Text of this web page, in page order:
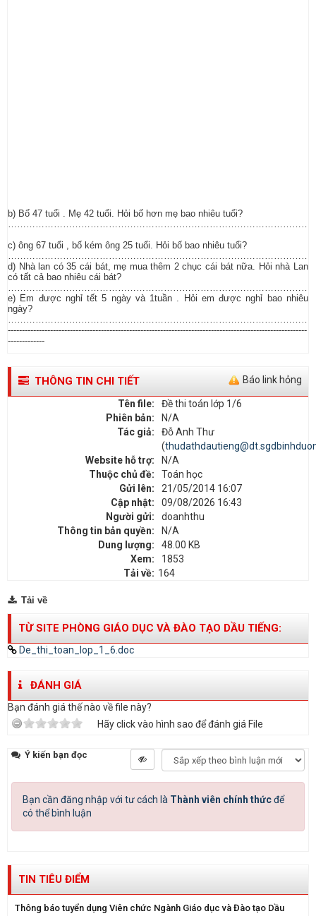
b) Bố 47 tuổi . Mẹ 42 tuổi. Hỏi bố hơn mẹ bao nhiêu tuổi?
c) ông 67 tuổi , bố kém ông 25 tuổi. Hỏi bố bao nhiêu tuổi?
d) Nhà lan có 35 cái bát, mẹ mua thêm 2 chục cái bát nữa. Hỏi nhà Lan
có tất cả bao nhiêu cái bát?
e) Em được nghỉ tết 5 ngày và 1tuần . Hỏi em được nghỉ bao nhiêu
ngày?
----------------------------------------------------------------------------------------------------------
-------------
Báo link hỏng
THÔNG TIN CHI TIẾT
Tên file:
Đề thi toán lớp 1/6
Phiên bản:
N/A
Tác giả:
Đỗ Anh Thư
(
Website hỗ trợ:
N/A
Thuộc chủ đề:
Toán học
Gửi lên:
21/05/2014 16:07
Cập nhật:
09/08/2026 16:43
Người gửi:
doanhthu
Thông tin bản quyền:
N/A
Dung lượng:
48.00 KB
Xem:
1853
Tải về: 164
Tải về
TỪ SITE PHÒNG GIÁO DỤC VÀ ĐÀO TẠO DẦU TIẾNG:
De_thi_toan_lop_1_6.doc
ĐÁNH GIÁ
Bạn đánh giá thế nào về file này?
Hãy click vào hình sao để đánh giá File
Ý kiến bạn đọc
Bạn cần đăng nhập với tư cách là Thành viên chính thứcđể
có thể bình luận
TIN TIÊU ĐIỂM
Thông báo tuyển dụng Viên chức Ngành Giáo dục và Đào tạo Dầu